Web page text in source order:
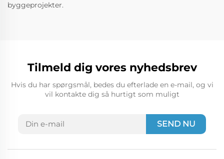
byggeprojekter.
Tilmeld dig vores nyhedsbrev
Hvis du har spørgsmål, bedes du efterlade en e-mail, og vi
vil kontakte dig så hurtigt som muligt
SEND NU